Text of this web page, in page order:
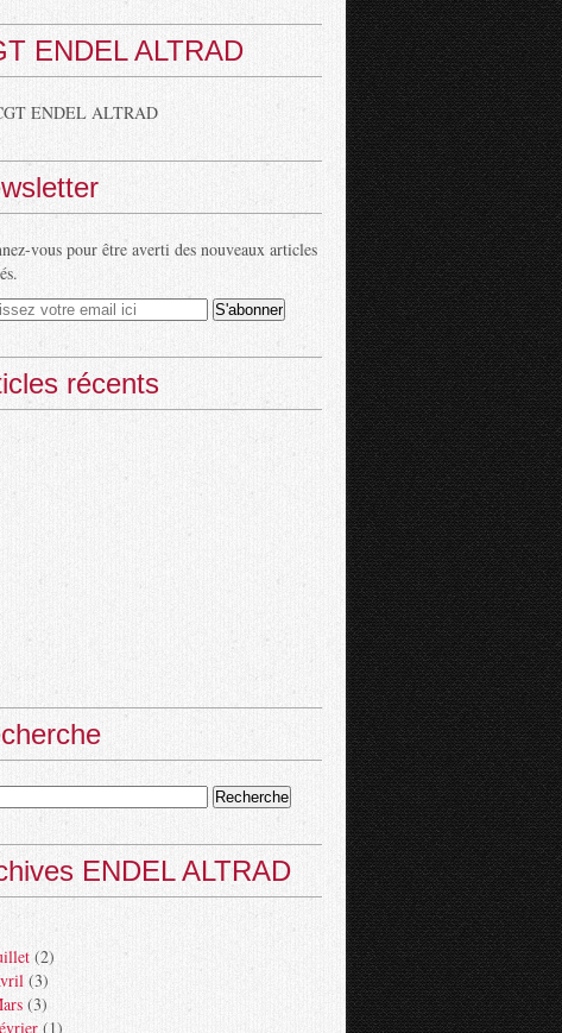
ENDEL ALTRAD
ENDEL ALTRAD
vous pour être averti des nouveaux articles
récents
ENDEL ALTRAD
(2)
(3)
(3)
(1)